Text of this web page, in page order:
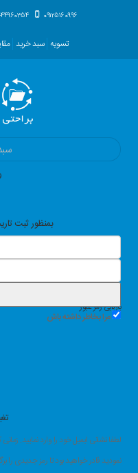
44960354 09125160996
سبد خرید تسویه
بمنظور ثبت
مرا بخاطر داشته باش
بازیابی رمز عبور
لطفا نشانی ایمیل خود را وارد نمایید.
نمودید قادر خواهید بود تا رمز جدیدی را